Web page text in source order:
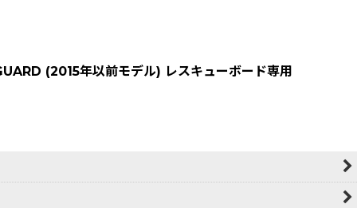
(2015年以前モデル) レスキューボード専用